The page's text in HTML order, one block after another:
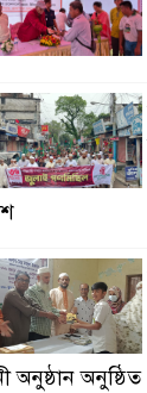
অনুষ্ঠান অনুষ্ঠিত